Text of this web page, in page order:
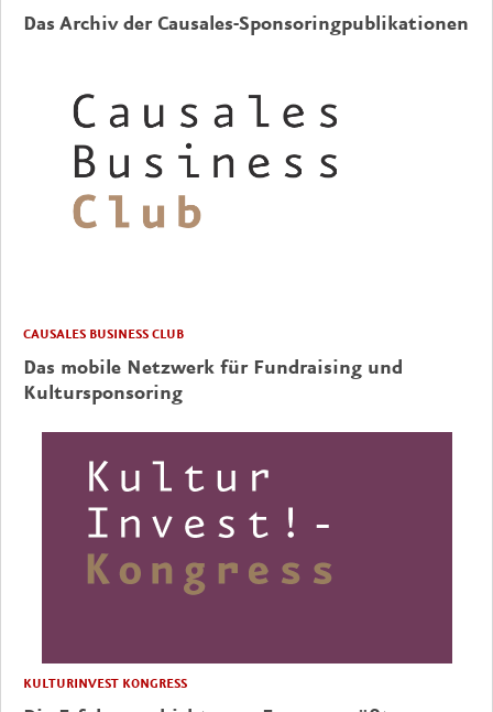
Das Archiv der Causales-Sponsoringpublikationen
CAUSALES BUSINESS CLUB
Das mobile Netzwerk für Fundraising und
Kultursponsoring
KULTURINVEST KONGRESS